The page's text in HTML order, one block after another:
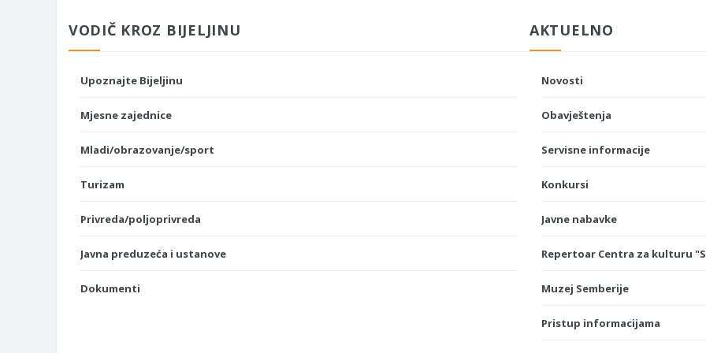
VODIČ KROZ BIJELJINU
Upoznajte Bijeljinu
Mjesne zajednice
Mladi/obrazovanje/sport
Turizam
Privreda/poljoprivreda
Javna preduzeća i ustanove
Dokumenti
AKTUELNO
Novosti
Obavještenja
Servisne informacije
Konkursi
Javne nabavke
Repertoar Centra za kulturu
Muzej Semberije
Pristup informacijama